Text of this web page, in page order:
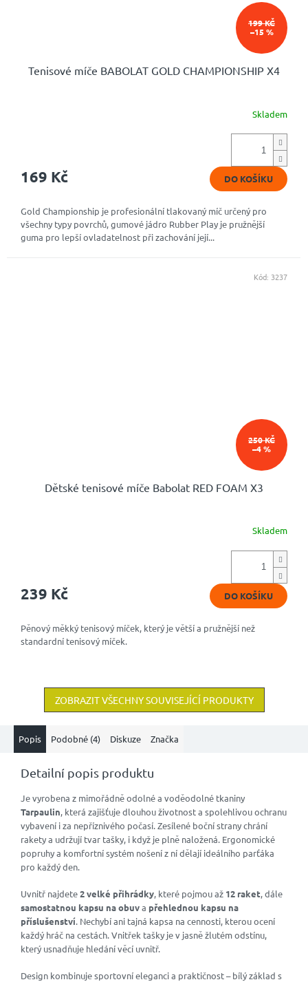
199 KČ
–15 %
Tenisové míče BABOLAT GOLD CHAMPIONSHIP X4
Skladem
169 Kč DO KOŠÍKU
Gold Championship je profesionální tlakovaný míč určený pro
všechny typy povrchů, gumové jádro Rubber Play je pružnější
guma pro lepší ovladatelnost při zachování její...
250 KČ
–4 %
Dětské tenisové míče Babolat RED FOAM X3
z
hvězdiček.
Skladem
239 Kč DO KOŠÍKU
Pěnový měkký tenisový míček, který je větší a pružnější než
standardní tenisový míček.
Kód: 3237
ZOBRAZIT VŠECHNY SOUVISEJÍCÍ PRODUKTY
Popis Podobné (4) Diskuze Značka
Detailní popis produktu
Je vyrobena z mimořádně odolné a voděodolné tkaniny
Tarpaulin, která zajišťuje dlouhou životnost a spolehlivou ochranu
vybavení i za nepříznivého počasí. Zesílené boční strany chrání
rakety a udržují tvar tašky, i když je plně naložená. Ergonomické
popruhy a komfortní systém nošení z ní dělají ideálního parťáka
pro každý den.
Uvnitř najdete2 velké přihrádky, které pojmou až 12 raket, dále
samostatnou kapsu na obuva přehlednou kapsu na
příslušenství. Nechybí ani tajná kapsa na cennosti, kterou ocení
každý hráč na cestách. Vnitřek tašky je v jasně žlutém odstínu,
který usnadňuje hledání věcí uvnitř.
Design kombinuje sportovní eleganci a praktičnost – bílý základ s